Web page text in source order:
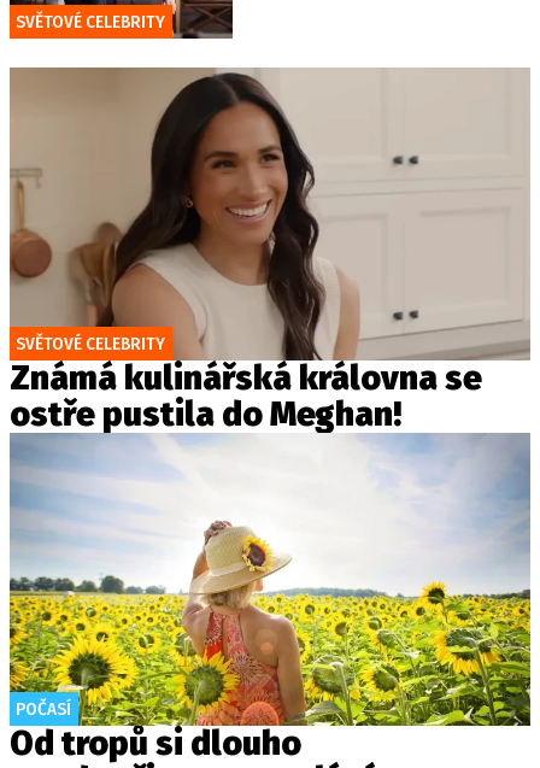
SVĚTOVÉ CELEBRITY
SVĚTOVÉ CELEBRITY
Známá kulinářská královna se
ostře pustila do Meghan!
POČASÍ
Od tropů si dlouho